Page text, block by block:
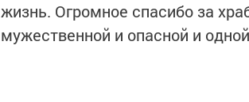
жизнь. Огромное спасибо за
мужественной и опасной и